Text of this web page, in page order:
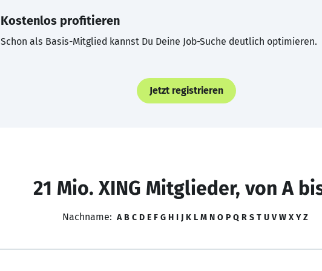
Kostenlos profitieren
Schon als Basis-Mitglied kannst Du Deine Job-Suche deutlich optimieren.
Jetzt registrieren
21 Mio. XING Mitglieder, von A
Nachname: A B C D E F G H I J K L M N O P Q R S T U V W X Y Z